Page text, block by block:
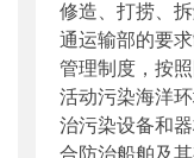
修造、打捞、
通运输部的要
管理制度，按
活动污染海洋
治污染设备和